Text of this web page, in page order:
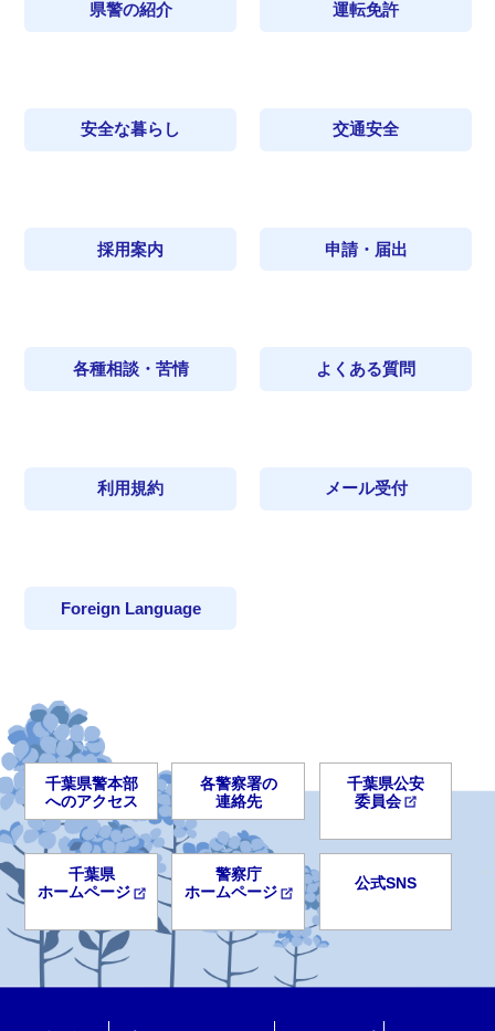
県警の紹介 運転免許
安全な暮らし 交通安全
採用案内 申請・届出
各種相談・苦情 よくある質問
利用規約 メール受付
Foreign Language
千葉県警本部
へのアクセス
各警察署の
連絡先
千葉県公安
委員会
千葉県
ホームページ
警察庁
ホームページ
公式SNS